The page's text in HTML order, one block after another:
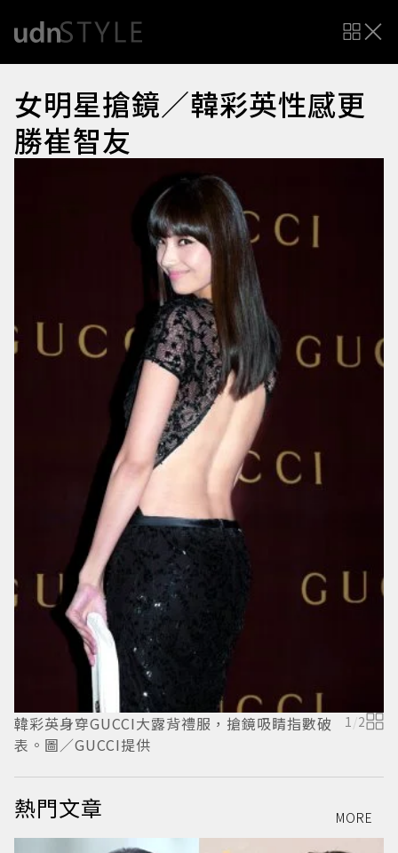
女明星搶鏡／韓彩英性感更
勝崔智友
韓彩英身穿GUCCI大露背禮服，搶鏡吸睛指數破
表。圖／GUCCI提供
1/2
熱門文章 MORE